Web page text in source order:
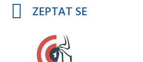
ZEPTAT SE